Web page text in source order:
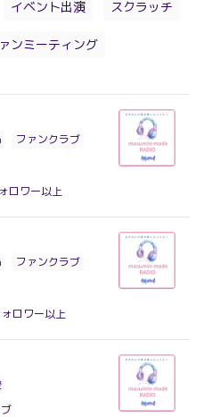
イベント出演 スクラッチ
ンミーティング
ファンクラブ
ロワー以上
ファンクラブ
ォロワー以上